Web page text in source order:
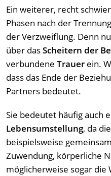
Ein weiterer, recht
Phasen nach der
der Verzweiflung. Denn
über dasScheitern der
verbundene Trauer ein.
dass das Ende der
Partners bedeutet.
Sie bedeutet häufig auch
Lebensumstellung, da
beispielsweise
Zuwendung, körperliche
möglicherweise sogar die